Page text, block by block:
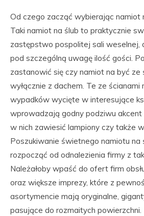
Od czego zacząć wybierając namiot
Taki namiot na ślub to praktycznie
zastępstwo pospolitej sali weselnej,
pod szczególną uwagę ilość gości.
zastanowić się czy namiot na być ze
wyłącznie z dachem. Te ze
wypadków wycięte w interesujące
wprowadzają godny podziwu akcent
w nich zawiesić lampiony czy także
Poszukiwanie świetnego namiotu na
rozpocząć od odnalezienia firmy z
Należałoby wpaść do ofert firm
oraz większe imprezy, które z
asortymencie mają oryginalne,
pasujące do rozmaitych